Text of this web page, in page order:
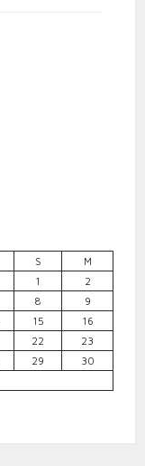
S
M
1
2
8
9
15
16
22
23
29
30